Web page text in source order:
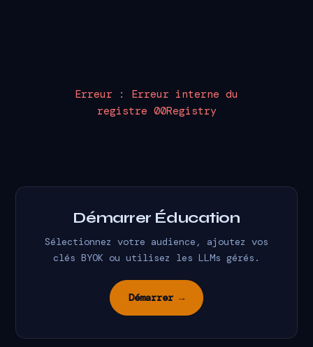
Erreur : Erreur interne du
registre 00Registry
Démarrer Éducation
Sélectionnez votre audience, ajoutez vos
clés BYOK ou utilisez les LLMs gérés.
Démarrer →